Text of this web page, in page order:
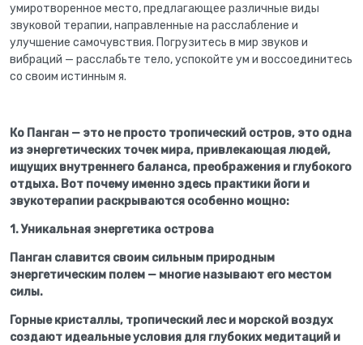
умиротворенное место, предлагающее различные виды
звуковой терапии, направленные на расслабление и
улучшение самочувствия. Погрузитесь в мир звуков и
вибраций — расслабьте тело, успокойте ум и воссоединитесь
со своим истинным я.
Ко Панган — это не просто тропический остров, это одна
из энергетических точек мира, привлекающая людей,
ищущих внутреннего баланса, преображения и глубокого
отдыха. Вот почему именно здесь практики йоги и
звукотерапии раскрываются особенно мощно:
1. Уникальная энергетика острова
Панган славится своим сильным природным
энергетическим полем — многие называют его местом
силы.
Горные кристаллы, тропический лес и морской воздух
создают идеальные условия для глубоких медитаций и